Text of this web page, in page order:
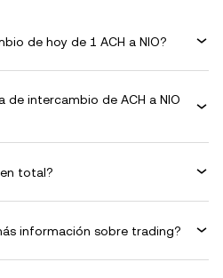
de hoy de 1 ACH a NIO?
intercambio de ACH a NIO
total?
información sobre trading?